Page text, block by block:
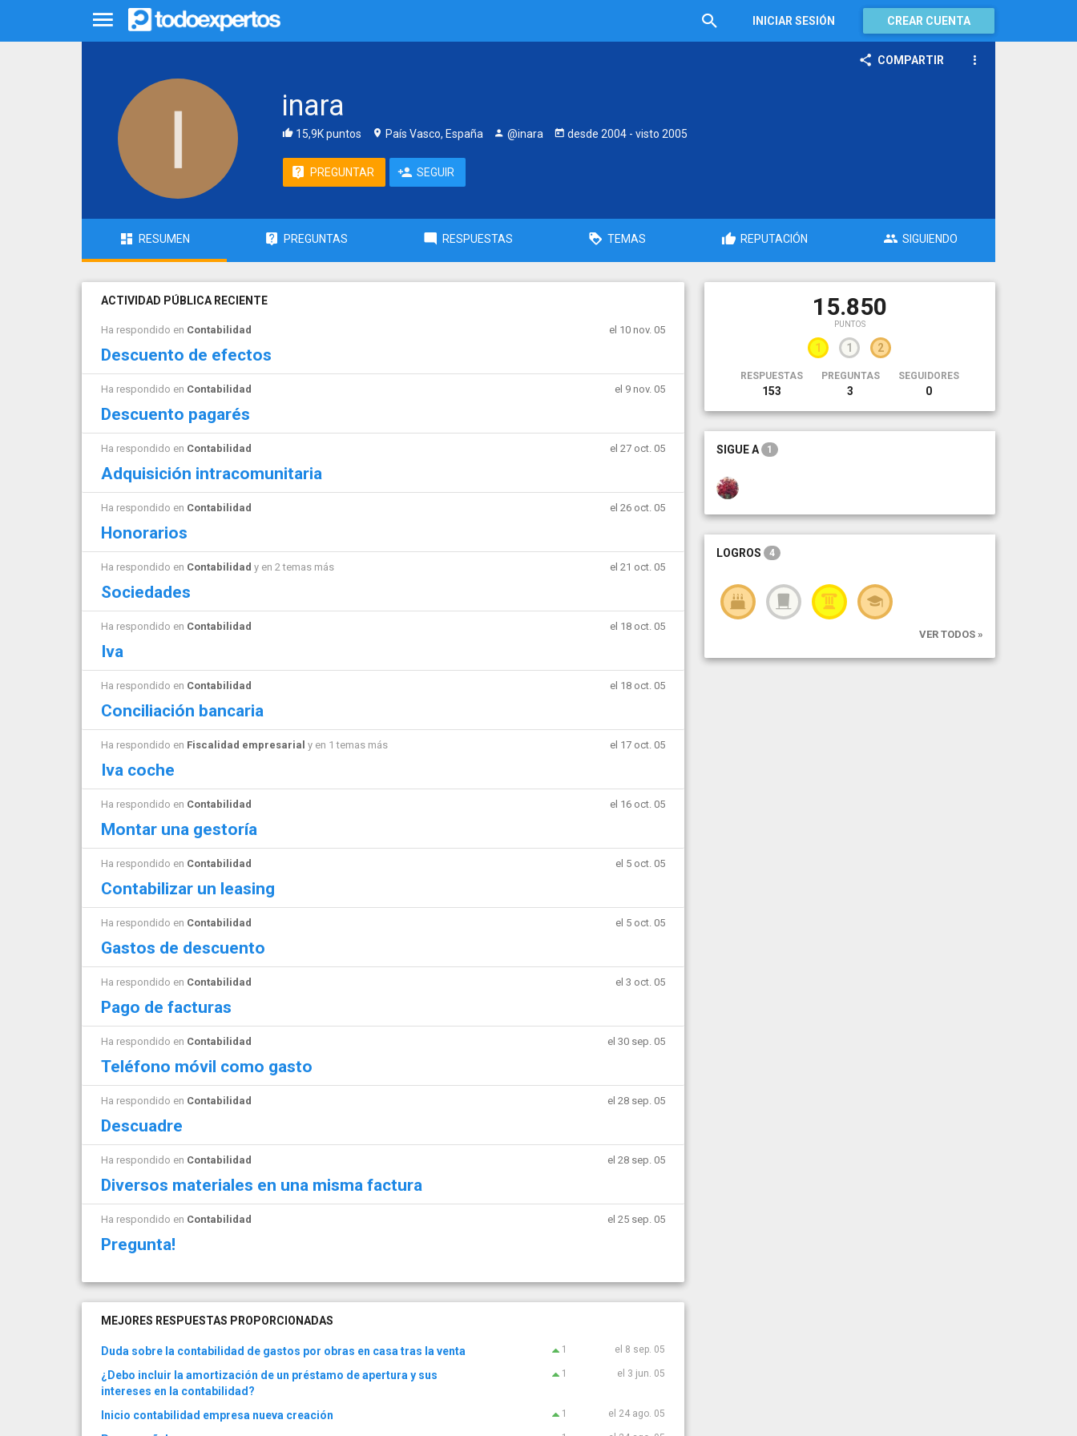
INICIAR SESIÓN CREAR CUENTA
COMPARTIR
inara
15,9K puntos País Vasco, España @inara desde 2004 - visto 2005
PREGUNTAR SEGUIR
RESUMEN PREGUNTAS RESPUESTAS TEMAS REPUTACIÓN SIGUIENDO
ACTIVIDAD PÚBLICA RECIENTE
Ha respondido en Contabilidad el 10 nov. 05
Descuento de efectos
Ha respondido en Contabilidad el 9 nov. 05
Descuento pagarés
Ha respondido en Contabilidad el 27 oct. 05
Adquisición intracomunitaria
Ha respondido en Contabilidad el 26 oct. 05
Honorarios
Ha respondido en Contabilidad y en 2 temas más el 21 oct. 05
Sociedades
Ha respondido en Contabilidad el 18 oct. 05
Iva
Ha respondido en Contabilidad el 18 oct. 05
Conciliación bancaria
Ha respondido en Fiscalidad empresarial y en 1 temas más el 17 oct. 05
Iva coche
Ha respondido en Contabilidad el 16 oct. 05
Montar una gestoría
Ha respondido en Contabilidad el 5 oct. 05
Contabilizar un leasing
Ha respondido en Contabilidad el 5 oct. 05
Gastos de descuento
Ha respondido en Contabilidad el 3 oct. 05
Pago de facturas
Ha respondido en Contabilidad el 30 sep. 05
Teléfono móvil como gasto
Ha respondido en Contabilidad el 28 sep. 05
Descuadre
Ha respondido en Contabilidad el 28 sep. 05
Diversos materiales en una misma factura
Ha respondido en Contabilidad el 25 sep. 05
Pregunta!
MEJORES RESPUESTAS PROPORCIONADAS
Duda sobre la contabilidad de gastos por obras en casa tras la venta 1 el 8 sep. 05
¿Debo incluir la amortización de un préstamo de apertura y sus
intereses en la contabilidad?
1 el 3 jun. 05
Inicio contabilidad empresa nueva creación 1 el 24 ago. 05
15.850
PUNTOS
1 1 2
RESPUESTAS
153
PREGUNTAS
3
SEGUIDORES
0
SIGUE A 1
LOGROS 4
VER TODOS »